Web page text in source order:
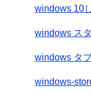
windows 10
windows ス
windows タ
windows-